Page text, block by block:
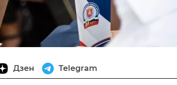
Дзен Telegram